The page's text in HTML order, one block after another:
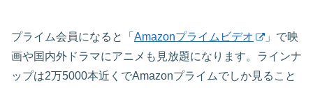
プライム会員になると「 Amazonプライムビデオ
」で映
画や国内外ドラマにアニメも見放題になります。ラインナ
ップは2万5000本近くでAmazonプライムでしか見ること